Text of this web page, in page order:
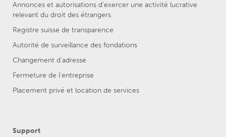
Annonces et autorisations d’exercer une activité lucrative
relevant du droit des étrangers
Registre suisse de transparence
Autorité de surveillance des fondations
Changement d’adresse
Fermeture de l’entreprise
Placement privé et location de services
Support